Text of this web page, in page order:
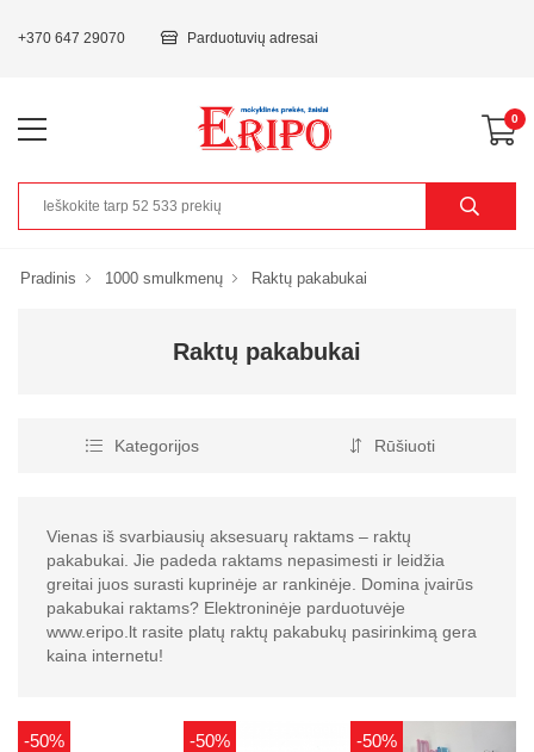
+370 647 29070 Parduotuvių adresai
0
Pradinis 1000 smulkmenų Raktų pakabukai
Raktų pakabukai
Kategorijos Rūšiuoti
Vienas iš svarbiausių aksesuarų raktams – raktų
pakabukai. Jie padeda raktams nepasimesti ir leidžia
greitai juos surasti kuprinėje ar rankinėje. Domina įvairūs
pakabukai raktams? Elektroninėje parduotuvėje
www.eripo.lt rasite platų raktų pakabukų pasirinkimą gera
kaina internetu!
-50% -50% -50%